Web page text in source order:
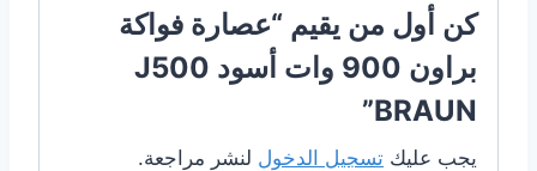
كن أول من يقيم “عصارة فواكة
براون 900 وات أسود J500
BRAUN”
يجب عليك تسجيل الدخول لنشر مراجعة.